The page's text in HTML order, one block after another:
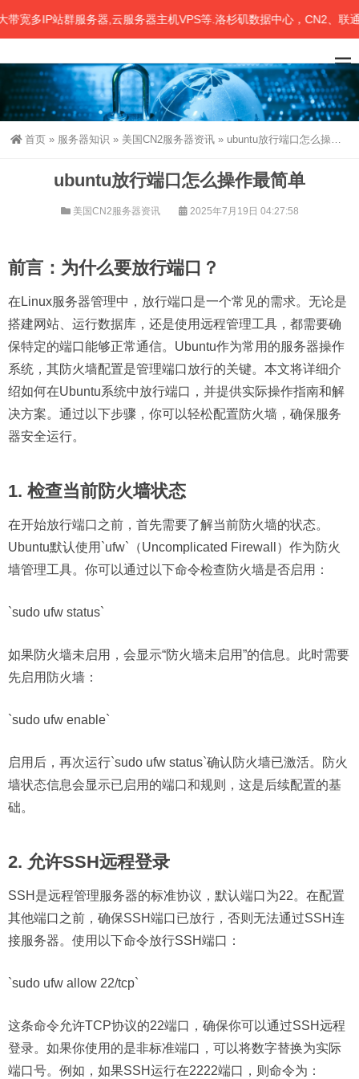
站群服务器,云服务器主机VPS等.洛杉矶数据中心，CN2、联通、移
首页 » 服务器知识 » 美国CN2服务器资讯 » ubuntu放行端口怎么操作最简单
ubuntu放行端口怎么操作最简单
美国CN2服务器资讯 2025年7月19日 04:27:58
前言：为什么要放行端口？
在Linux服务器管理中，放行端口是一个常见的需求。无论是
搭建网站、运行数据库，还是使用远程管理工具，都需要确
保特定的端口能够正常通信。Ubuntu作为常用的服务器操作
系统，其防火墙配置是管理端口放行的关键。本文将详细介
绍如何在Ubuntu系统中放行端口，并提供实际操作指南和解
决方案。通过以下步骤，你可以轻松配置防火墙，确保服务
器安全运行。
1. 检查当前防火墙状态
在开始放行端口之前，首先需要了解当前防火墙的状态。
Ubuntu默认使用`ufw`（Uncomplicated Firewall）作为防火
墙管理工具。你可以通过以下命令检查防火墙是否启用：
`sudo ufw status`
如果防火墙未启用，会显示“防火墙未启用”的信息。此时需要
先启用防火墙：
`sudo ufw enable`
启用后，再次运行`sudo ufw status`确认防火墙已激活。防火
墙状态信息会显示已启用的端口和规则，这是后续配置的基
础。
2. 允许SSH远程登录
SSH是远程管理服务器的标准协议，默认端口为22。在配置
其他端口之前，确保SSH端口已放行，否则无法通过SSH连
接服务器。使用以下命令放行SSH端口：
`sudo ufw allow 22/tcp`
这条命令允许TCP协议的22端口，确保你可以通过SSH远程
登录。如果你使用的是非标准端口，可以将数字替换为实际
端口号。例如，如果SSH运行在2222端口，则命令为：